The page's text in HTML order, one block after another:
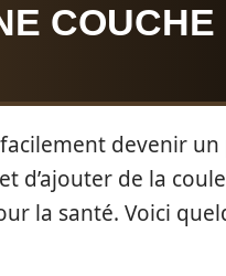
devenir
d’ajouter de la
la santé. Voici